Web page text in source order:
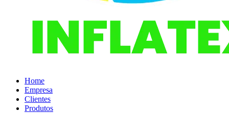
Home
Empresa
Clientes
Produtos